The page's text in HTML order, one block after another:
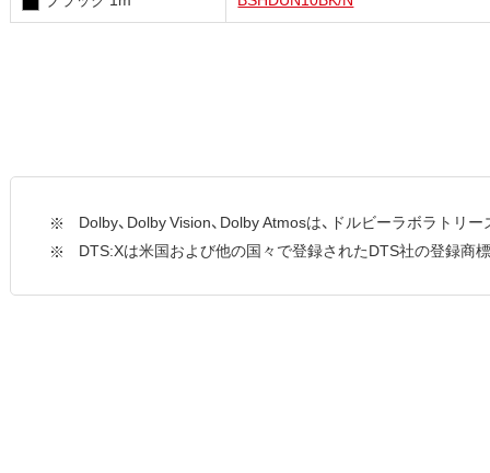
Dolby、Dolby Vision、Dolby Atmosは、ドルビーラボラトリ
DTS:Xは米国および他の国々で登録されたDTS社の登録商